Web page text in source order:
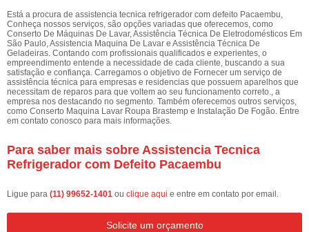
Está a procura de assistencia tecnica refrigerador com defeito Pacaembu,
Conheça nossos serviços, são opções variadas que oferecemos, como
Conserto De Máquinas De Lavar, Assistência Técnica De Eletrodomésticos Em
São Paulo, Assistencia Maquina De Lavar e Assistência Técnica De
Geladeiras. Contando com profissionais qualificados e experientes, o
empreendimento entende a necessidade de cada cliente, buscando a sua
satisfação e confiança. Carregamos o objetivo de Fornecer um serviço de
assistência técnica para empresas e residencias que possuem aparelhos que
necessitam de reparos para que voltem ao seu funcionamento correto., a
empresa nos destacando no segmento. Também oferecemos outros serviços,
como Conserto Maquina Lavar Roupa Brastemp e Instalação De Fogão. Entre
em contato conosco para mais informações.
Para saber mais sobre Assistencia Tecnica
Refrigerador com Defeito Pacaembu
Ligue para (11) 99652-1401 ou clique aqui e entre em contato por email.
Solicite um orçamento